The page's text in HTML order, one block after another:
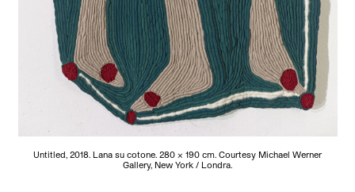
Untitled, 2018. Lana su cotone. 280 × 190 cm. Courtesy Michael Werner
Gallery, New York / Londra.